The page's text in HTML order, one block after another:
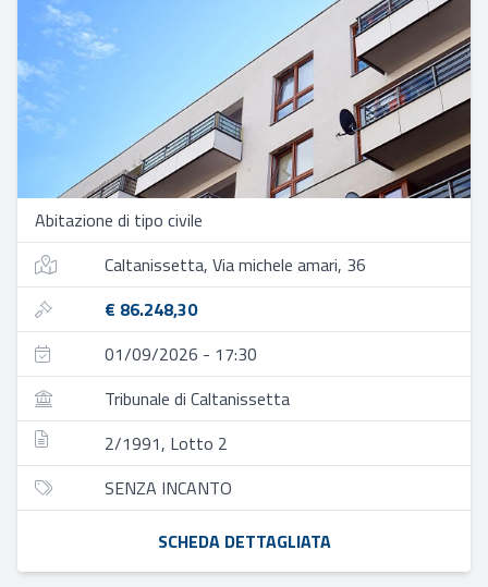
Abitazione di tipo civile
Caltanissetta, Via michele amari, 36
€ 86.248,30
01/09/2026 - 17:30
Tribunale di Caltanissetta
2/1991, Lotto 2
SENZA INCANTO
SCHEDA DETTAGLIATA